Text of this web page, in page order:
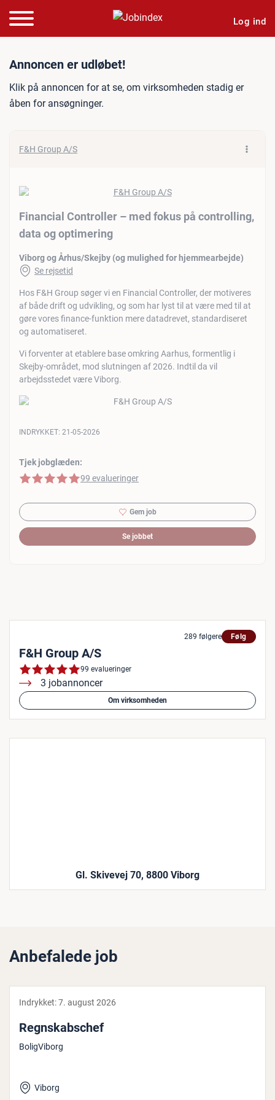
Log ind
Jobannonce: Financial
Annoncen er udløbet!
Klik på annoncen for at se, om virksomheden stadig er
åben for ansøgninger.
F&H Group A/S
Financial Controller – med fokus på controlling,
data og optimering
Viborg og Århus/Skejby (og mulighed for hjemmearbejde)
Se rejsetid
Hos F&H Group søger vi en Financial Controller, der motiveres
af både drift og udvikling, og som har lyst til at være med til at
gøre vores finance-funktion mere datadrevet, standardiseret
og automatiseret.
Vi forventer at etablere base omkring Aarhus, formentlig i
Skejby-området, mod slutningen af 2026. Indtil da vil
arbejdsstedet være Viborg.
Tjek jobglæden:
5 af 5 stjerner
99 evalueringer
INDRYKKET: 21-05-2026
Gem job
Se jobbet
289 følgere Følg
F&H Group A/S
99 evalueringer
3 jobannoncer
Om virksomheden
Gl. Skivevej 70, 8800 Viborg
Anbefalede job
Indrykket:7. august 2026
Regn­skabs­chef
BoligViborg
Viborg